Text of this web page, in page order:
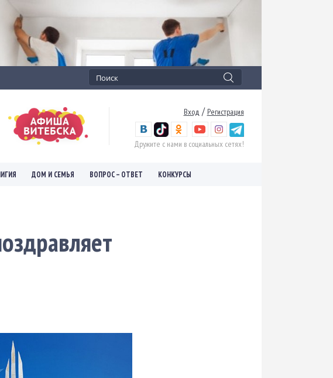
Вход / Регистрация
Дружите с нами в социальных сетях!
ДОМ И СЕМЬЯ ВОПРОС – ОТВЕТ КОНКУРСЫ